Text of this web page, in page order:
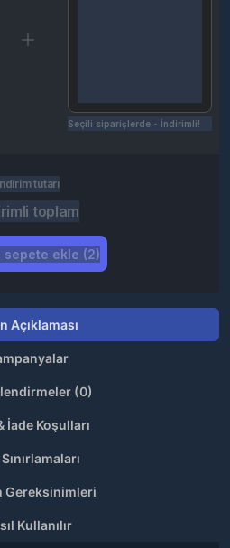
Seçili siparişlerde - İndirimli!
tutarı
toplam
sepete ekle (2)
Açıklaması
Değerlendirmeler (0)
İade Koşulları
Gereksinimleri
Kullanılır